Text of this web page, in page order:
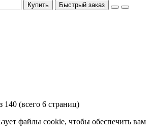
Купить Быстрый заказ
140 (всего 6 страниц)
файлы cookie, чтобы обеспечить вам